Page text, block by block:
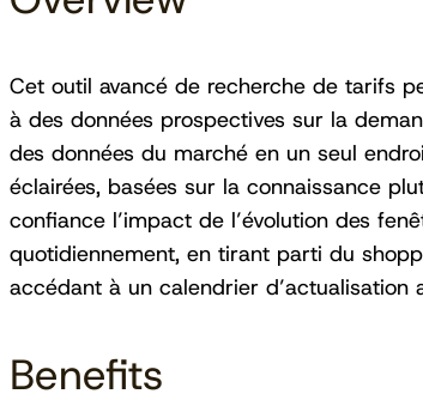
Cet outil avancé de recherche de tarifs
à des données prospectives sur la
des données du marché en un seul
éclairées, basées sur la connaissance
confiance l’impact de l’évolution des
quotidiennement, en tirant parti du
accédant à un calendrier d’actualisation
Benefits